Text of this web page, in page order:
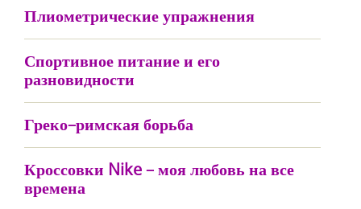
Плиометрические упражнения
Спортивное питание и его
разновидности
Греко–римская борьба
Кроссовки Nike – моя любовь на все
времена